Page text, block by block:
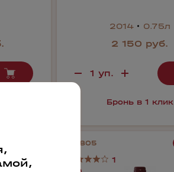
2014 0.75л
2 150 руб.
Бронь в 1 клик
39805
1